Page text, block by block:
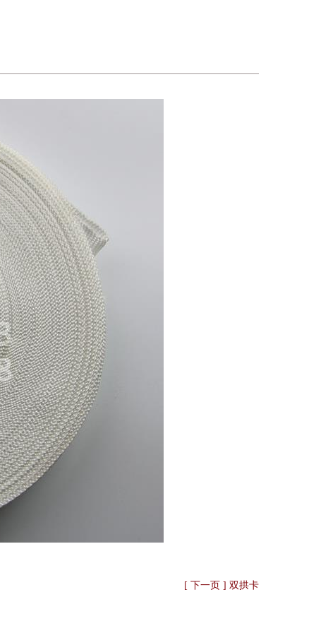
[ 下一页 ] 双拱卡